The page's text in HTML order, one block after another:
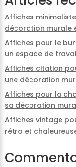
Affiches
décoration murale
Affiches pour le
un espace de
Affiches citation
une décoration
Affiches pour la
sa décoration
Affiches vintage
rétro et